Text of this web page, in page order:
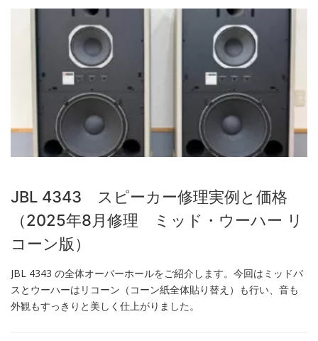
JBL 4343 スピーカー修理実例と価格
（2025年8月修理 ミッド・ウーハー リ
コーン版）
JBL 4343 の全体オーバーホールをご紹介します。今回はミッドバ
スとウーハーはリコーン（コーン紙全体貼り替え）も行い、音も
外観もすっきりと美しく仕上がりました。